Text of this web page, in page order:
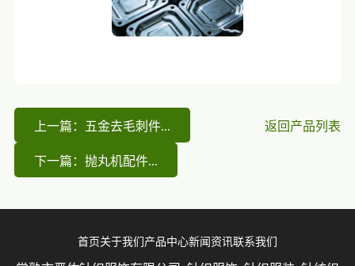
上一篇：五金去毛刺件... 返回产品列表
下一篇：抛丸机配件...
首页 关于我们 产品中心新闻资讯联系我们